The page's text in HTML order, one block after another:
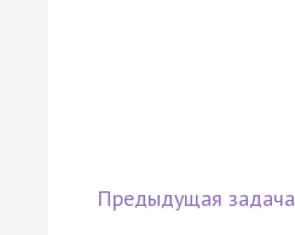
Предыдущая задача